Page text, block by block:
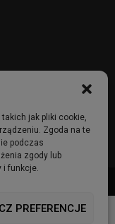
jak pliki cookie,
Zgoda na te
podczas
zgody lub
i funkcje.
PREFERENCJE